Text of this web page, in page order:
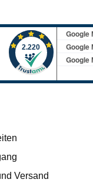
Versand